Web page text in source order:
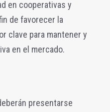
en cooperativas y
de favorecer la
clave para mantener y
en el mercado.
presentarse